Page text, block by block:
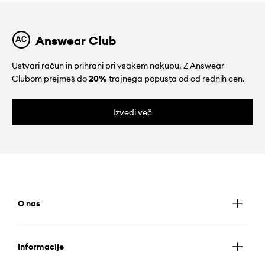
Answear Club
Ustvari račun in prihrani pri vsakem nakupu. Z Answear
Clubom prejmeš do20%trajnega popusta od od rednih cen.
Izvedi več
O nas
Informacije